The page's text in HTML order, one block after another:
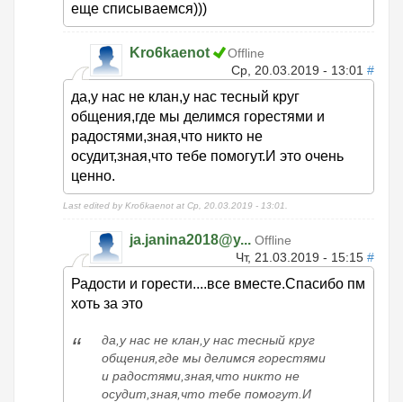
еще списываемся)))
Kro6kaenot
Offline
Ср, 20.03.2019 - 13:01 #
да,у нас не клан,у нас тесный круг
общения,где мы делимся горестями и
радостями,зная,что никто не
осудит,зная,что тебе помогут.И это очень
ценно.
Last edited by Kro6kaenot at Ср, 20.03.2019 - 13:01.
ja.janina2018@y... Offline
Чт, 21.03.2019 - 15:15 #
Радости и горести....все вместе.Спасибо пм
хоть за это
да,у нас не клан,у нас тесный круг
общения,где мы делимся горестями
и радостями,зная,что никто не
осудит,зная,что тебе помогут.И